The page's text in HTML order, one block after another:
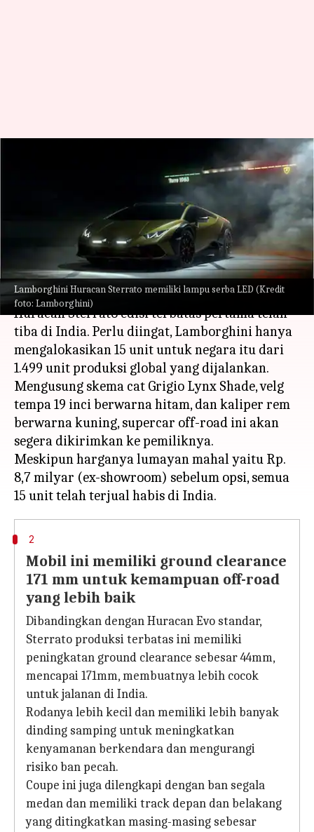
Lamborghini Huracan Sterrato memiliki lampu serba LED (Kredit
foto: Lamborghini)
Lamborghini Huracan Sterrato
produksi terbatas mencapai
India, pengiriman akan segera
Oct 19, 2023 08:19 am
Apa ceritanya
Huracan Sterrato edisi terbatas pertama telah
tiba di India. Perlu diingat, Lamborghini hanya
mengalokasikan 15 unit untuk negara itu dari
1.499 unit produksi global yang dijalankan.
Mengusung skema cat Grigio Lynx Shade, velg
tempa 19 inci berwarna hitam, dan kaliper rem
berwarna kuning, supercar off-road ini akan
segera dikirimkan ke pemiliknya.
Meskipun harganya lumayan mahal yaitu Rp.
8,7 milyar (ex-showroom) sebelum opsi, semua
2
Mobil ini memiliki ground clearance
171 mm untuk kemampuan off-road
yang lebih baik
Dibandingkan dengan Huracan Evo standar,
Sterrato produksi terbatas ini memiliki
peningkatan ground clearance sebesar 44mm,
mencapai 171mm, membuatnya lebih cocok
untuk jalanan di India.
Rodanya lebih kecil dan memiliki lebih banyak
dinding samping untuk meningkatkan
kenyamanan berkendara dan mengurangi
risiko ban pecah.
Coupe ini juga dilengkapi dengan ban segala
medan dan memiliki track depan dan belakang
yang ditingkatkan masing-masing sebesar